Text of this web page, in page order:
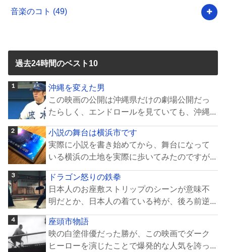
音楽のコト (49)
過去24時間のベスト10
沖縄を変えた男
この映画の公開は沖縄県だけの劇場公開だっ
たらしく、エンドロールを見ていても、沖縄...
小説の舞台は横浜市です
実際に小説を書き始めてから、舞台になって
いる横浜の土地を実際に歩いてみたのですが...
ドラゴン怒りの鉄拳
日本人のお座敷ストリップのシーンが意味不
明だとか、日本人の着ている袴が、後ろ前逆...
座頭市物語
映の白塗俳優だった勝が、この映画でダーク
ヒーローを演じたことで爆発的な人気を誇っ...